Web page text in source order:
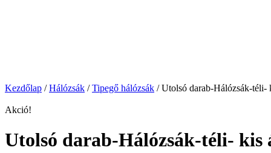
Kezdőlap /Hálózsák /Tipegő hálózsák /Utolsó darab-Hálózsák-téli-
Akció!
Utolsó darab-Hálózsák-téli- kis